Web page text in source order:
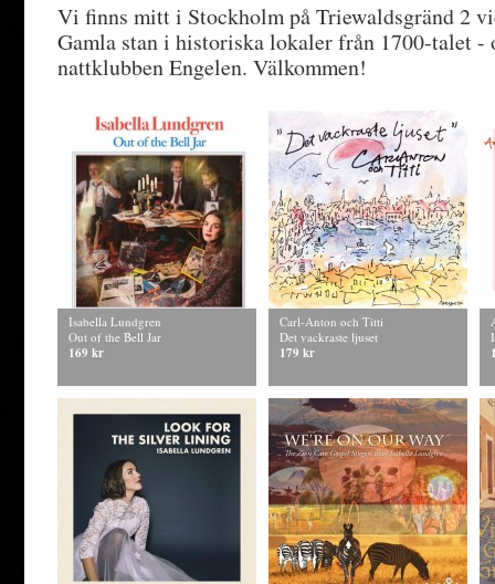
Vi finns mitt i Stockholm på Triewaldsgränd 2
Gamla stan i historiska lokaler från 1700-talet -
nattklubben Engelen. Välkommen!
Isabella Lundgren
Out of the Bell Jar
169 kr
Carl-Anton och Titti
Det vackraste ljuset
179 kr